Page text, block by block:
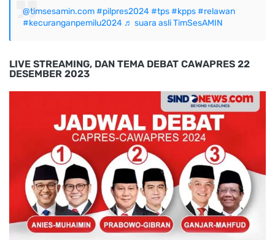
@timsesamin.com#pilpres2024#tps#kpps#relawan
#kecuranganpemilu2024 ♬ suara asli TimSesAMIN
LIVE STREAMING, DAN TEMA DEBAT CAWAPRES 22
DESEMBER 2023